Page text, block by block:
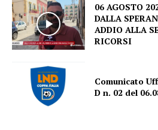
06 AGOSTO
DALLA
ADDIO ALLA
RICORSI
Comunicato
D n. 02 del